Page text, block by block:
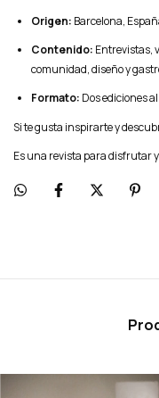
Origen: Barcelona,
Contenido: Entrevistas,
comunidad, diseño y
Formato: Dos ediciones
Si te gusta inspirarte y
Es una revista para disfrutar